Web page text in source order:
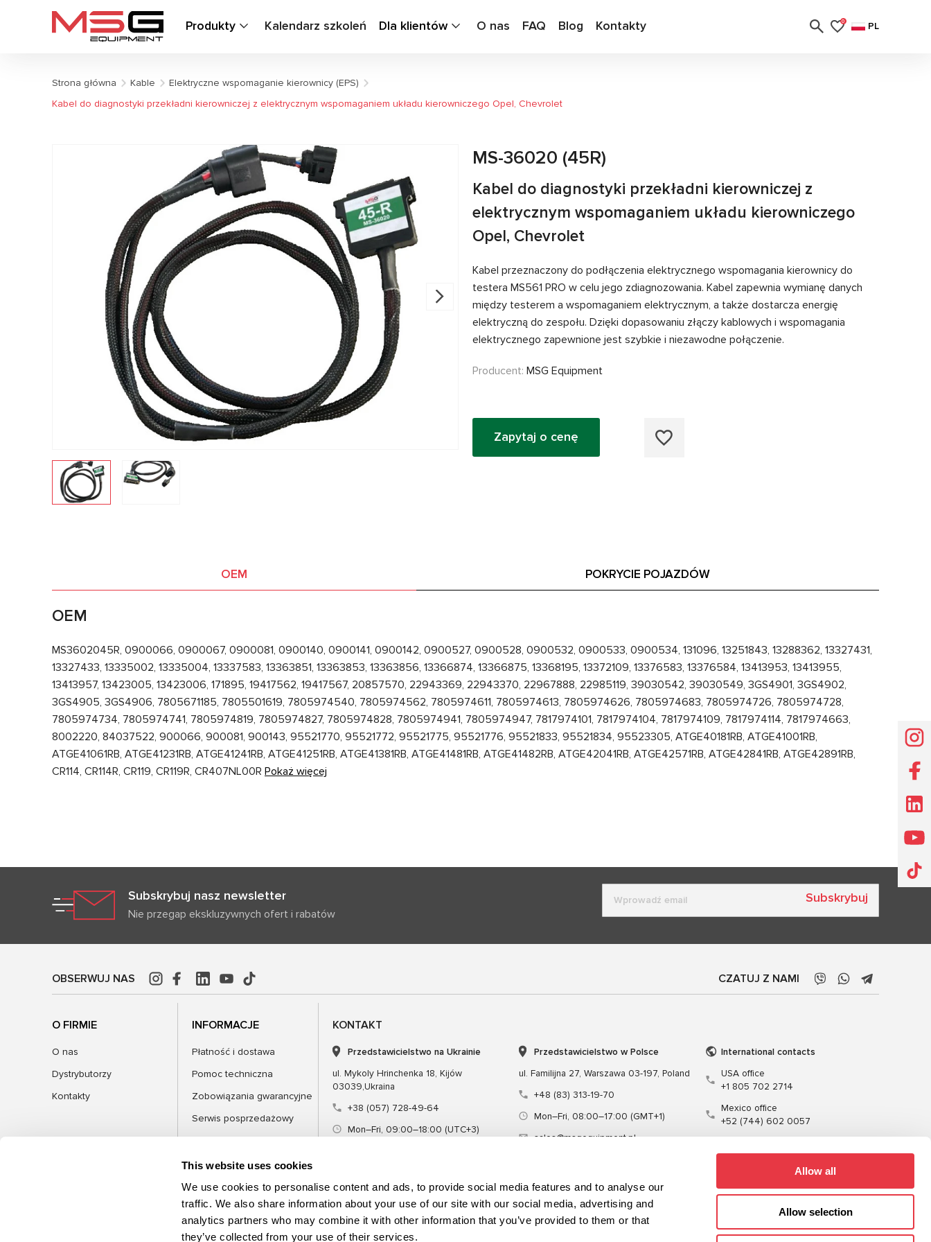
This website uses cookies
We use cookies to personalise content and ads, to provide social media features and to analyse our
traffic. We also share information about your use of our site with our social media, advertising and
analytics partners who may combine it with other information that you’ve provided to them or that
they’ve collected from your use of their services.
Allow all
Allow selection
Produkty Kalendarz szkoleń Dla klientów O nas FAQ Blog Kontakty 0 PL
Strona główna Kable
Elektryczne wspomaganie kierownicy (EPS)
Kabel do diagnostyki przekładni kierowniczej z elektrycznym wspomaganiem układu kierowniczego Opel, Chevrolet
MS-36020 (45R)
Kabel do diagnostyki przekładni kierowniczej z
elektrycznym wspomaganiem układu kierowniczego
Opel, Chevrolet
Kabel przeznaczony do podłączenia elektrycznego wspomagania kierownicy do
testera MS561 PRO w celu jego zdiagnozowania. Kabel zapewnia wymianę danych
między testerem a wspomaganiem elektrycznym, a także dostarcza energię
elektryczną do zespołu. Dzięki dopasowaniu złączy kablowych i wspomagania
elektrycznego zapewnione jest szybkie i niezawodne połączenie.
Producent: MSG Equipment
Zapytaj o cenę
OEM POKRYCIE POJAZDÓW
OEM
MS3602045R, 0900066, 0900067, 0900081, 0900140, 0900141, 0900142, 0900527, 0900528, 0900532, 0900533, 0900534, 131096, 13251843, 13288362, 13327431,
13327433, 13335002, 13335004, 13337583, 13363851, 13363853, 13363856, 13366874, 13366875, 13368195, 13372109, 13376583, 13376584, 13413953, 13413955,
13413957, 13423005, 13423006, 171895, 19417562, 19417567, 20857570, 22943369, 22943370, 22967888, 22985119, 39030542, 39030549, 3GS4901, 3GS4902,
3GS4905, 3GS4906, 7805671185, 7805501619, 7805974540, 7805974562, 7805974611, 7805974613, 7805974626, 7805974683, 7805974726, 7805974728,
7805974734, 7805974741, 7805974819, 7805974827, 7805974828, 7805974941, 7805974947, 7817974101, 7817974104, 7817974109, 7817974114, 7817974663,
8002220, 84037522, 900066, 900081, 900143, 95521770, 95521772, 95521775, 95521776, 95521833, 95521834, 95523305, ATGE40181RB, ATGE41001RB,
ATGE41061RB, ATGE41231RB, ATGE41241RB, ATGE41251RB, ATGE41381RB, ATGE41481RB, ATGE41482RB, ATGE42041RB, ATGE42571RB, ATGE42841RB, ATGE42891RB,
CR114, CR114R, CR119, CR119R, CR407NL00R Pokaż więcej
Subskrybuj nasz newsletter
Nie przegap ekskluzywnych ofert i rabatów
Subskrybuj
OBSERWUJ NAS CZATUJ Z NAMI
O FIRMIE
O nas
Dystrybutorzy
Kontakty
INFORMACJE
Płatność i dostawa
Pomoc techniczna
Zobowiązania gwarancyjne
Serwis posprzedażowy
FAQ
Blog
KONTAKT
Przedstawicielstwo na Ukrainie
ul. Mykoly Hrinchenka 18, Kijów
03039,Ukraina
+38 (057) 728-49-64
Mon–Fri, 09:00–18:00 (UTC+3)
Przedstawicielstwo w Polsce
ul. Familijna 27, Warszawa 03-197, Poland
+48 (83) 313-19-70
Mon–Fri, 08:00–17:00 (GMT+1)
sales@msgequipment.pl
International contacts
USA office
+1 805 702 2714
Mexico office
+52 (744) 602 0057
Sprzęt Narzędzie specjalne Szkolenie